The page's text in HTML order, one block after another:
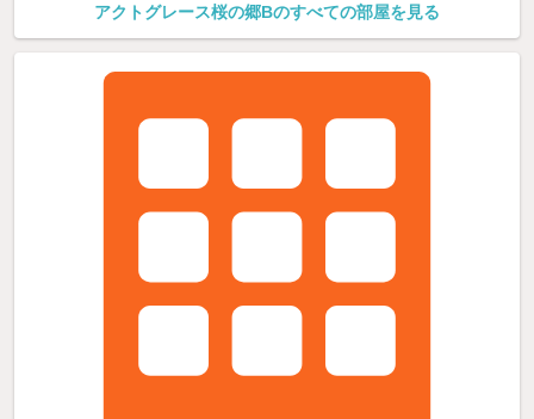
アクトグレース桜の郷Bのすべての部屋を見る